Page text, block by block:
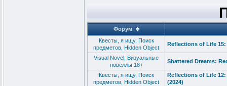
Форум
Квесты, я ищу, Поиск
предметов, Hidden Object
Reflections of Life
Visual Novel, Визуальные
новеллы 18+
Shattered Dreams:
Квесты, я ищу, Поиск
предметов, Hidden Object
Reflections of Life
(2024)